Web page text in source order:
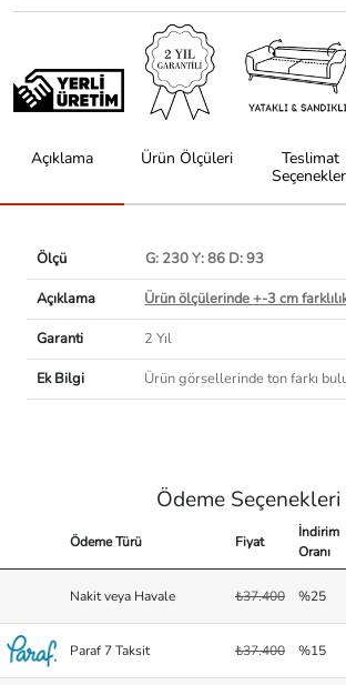
Açıklama Ürün Ölçüleri
Teslimat
Ölçü
G: 230 Y: 86 D: 93
Açıklama
Ürün ölçülerinde +-3 cm
Garanti
2 Yıl
Ek Bilgi
Ürün görsellerinde ton farkı
Ödeme Seçenekleri
Ödeme Türü Fiyat
İndirim
Oranı
Nakit veya Havale ₺37.400 %25
Paraf 7 Taksit ₺37.400 %15